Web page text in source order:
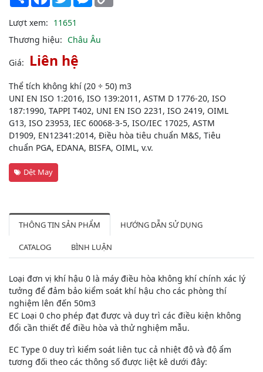
Lượt xem: 11651
Thương hiệu: Châu Âu
Giá: Liên hệ
Thể tích không khí (20 ÷ 50) m3
UNI EN ISO 1:2016, ISO 139:2011, ASTM D 1776-20, ISO
187:1990, TAPPI T402, UNI EN ISO 2231, ISO 2419, OIML
G13, ISO 23953, IEC 60068-3-5, ISO/IEC 17025, ASTM
D1909, EN12341:2014, Điều hòa tiêu chuẩn M&S, Tiêu
chuẩn PGA, EDANA, BISFA, OIML, v.v.
Dệt May
THÔNG TIN SẢN PHẨM HƯỚNG DẪN SỬ DỤNG
CATALOG BÌNH LUẬN
Loại đơn vị khí hậu 0 là máy điều hòa không khí chính xác lý
tưởng để đảm bảo kiểm soát khí hậu cho các phòng thí
nghiệm lên đến 50m3
EC Loại 0 cho phép đạt được và duy trì các điều kiện không
đổi cần thiết để điều hòa và thử nghiệm mẫu.
EC Type 0 duy trì kiểm soát liên tục cả nhiệt độ và độ ẩm
tương đối theo các thông số được liệt kê dưới đây: